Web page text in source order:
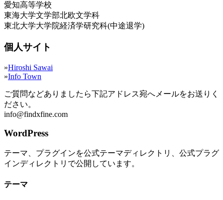
愛知高等学校
東海大学文学部北欧文学科
東北大学大学院経済学研究科(中途退学)
個人サイト
»Hiroshi Sawai
»Info Town
ご質問などありましたら下記アドレス宛へメールをお送りく
ださい。
info@findxfine.com
WordPress
テーマ、プラグインを公式テーマディレクトリ、公式プラグ
インディレクトリで公開しています。
テーマ